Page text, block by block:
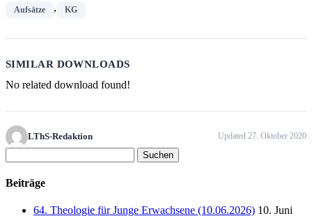
Aufsätze , KG
SIMILAR DOWNLOADS
No related download found!
LThS-Redaktion Updated 27. Oktober 2020
nach:
Beiträge
64. Theologie für Junge Erwachsene (10.06.2026) 10. Juni